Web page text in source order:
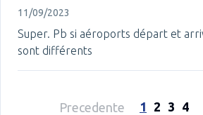
11/09/2023
Super. Pb si aéroports départ et
sont différents
Precedente 1 2 3 4